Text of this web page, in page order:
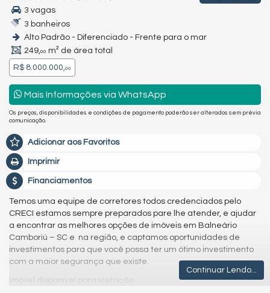
3 vagas
3 banheiros
Alto Padrão - Diferenciado - Frente para o mar
249,00 m² de área total
R$ 8.000.000,00
Mais Informações via WhatsApp
Os preços, disponibilidades e condições de pagamento poderão ser alterados sem prévia
comunicação.
Adicionar aos Favoritos
Imprimir
Financiamentos
Temos uma equipe de corretores todos credenciados pelo
CRECI estamos sempre preparados pare lhe atender, e ajudar
a encontrar as melhores opções de imóveis em Balneário
Camboriú – SC e na região, e captamos oportunidades de
investimentos para que você possa ter um ótimo investimento
com a maior segurança que existe.
Imóvel disponível para visitação.
Continuar Lendo...